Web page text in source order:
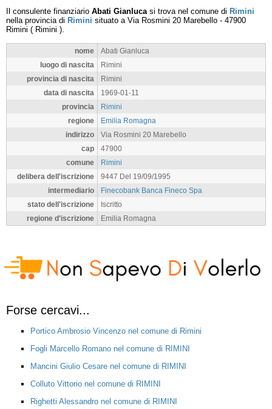
Il consulente finanziario Abati Gianlucasi trova nel comune di Rimini
nella provincia di Rimini situato a Via Rosmini 20 Marebello - 47900
Rimini ( Rimini ).
nome
Abati Gianluca
luogo di nascita
Rimini
provincia di nascita
Rimini
data di nascita
1969-01-11
provincia
Rimini
regione
Emilia Romagna
indirizzo
Via Rosmini 20 Marebello
cap
47900
comune
Rimini
delibera dell'iscrizione
9447 Del 19/09/1995
intermediario
Finecobank Banca Fineco Spa
stato dell'iscrizione
Iscritto
regione d'iscrizione
Emilia Romagna
Forse cercavi...
Portico Ambrosio Vincenzo nel comune di Rimini
Fogli Marcello Romano nel comune di RIMINI
Mancini Giulio Cesare nel comune di RIMINI
Colluto Vittorio nel comune di RIMINI
Righetti Alessandro nel comune di RIMINI